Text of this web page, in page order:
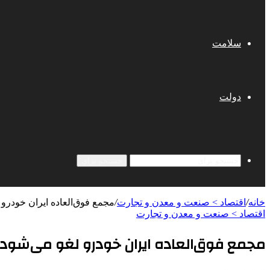
سلامت
دولت
خانه/ اقتصاد > صنعت و معدن و تجارت/مجمع فوق‌العاده ایران
اقتصاد > صنعت و معدن و تجارت
مجمع فوق‌العاده ایران خودرو لغو می‌شود